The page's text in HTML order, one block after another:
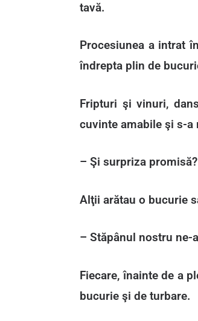
tavă.
Procesiunea a intrat
îndrepta plin de
Fripturi şi vinuri,
cuvinte amabile şi s-a
– Şi surpriza
Alţii arătau o bucurie
– Stăpânul nostru ne-
Fiecare, înainte de a
bucurie şi de turbare.